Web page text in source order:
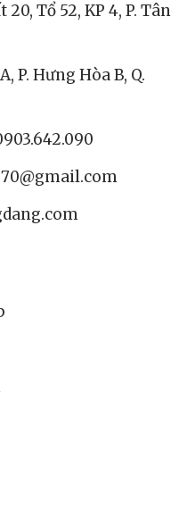
Tổ 52, KP 4, P. Tân
P. Hưng Hòa B, Q.